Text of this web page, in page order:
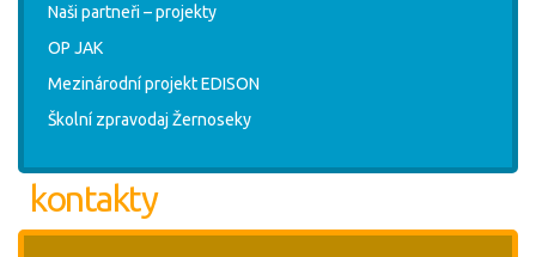
Naši partneři – projekty
OP JAK
Mezinárodní projekt EDISON
Školní zpravodaj Žernoseky
kontakty